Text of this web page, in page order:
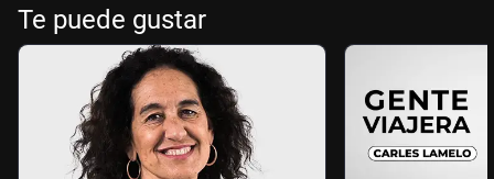
Te puede gustar